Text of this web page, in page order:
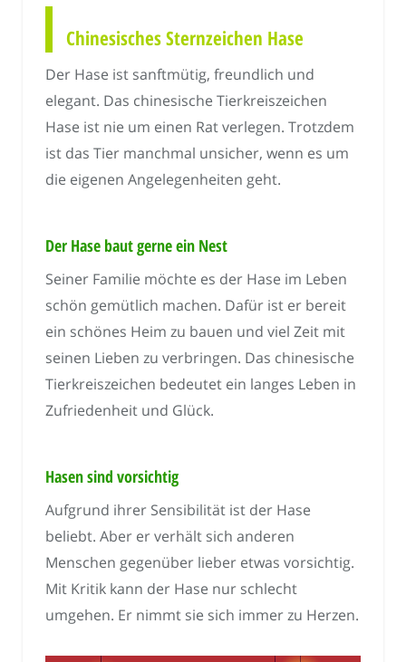
Chinesisches Sternzeichen Hase
Der Hase ist sanftmütig, freundlich und
elegant. Das chinesische Tierkreiszeichen
Hase ist nie um einen Rat verlegen. Trotzdem
ist das Tier manchmal unsicher, wenn es um
die eigenen Angelegenheiten geht.
Der Hase baut gerne ein Nest
Seiner Familie möchte es der Hase im Leben
schön gemütlich machen. Dafür ist er bereit
ein schönes Heim zu bauen und viel Zeit mit
seinen Lieben zu verbringen. Das chinesische
Tierkreiszeichen bedeutet ein langes Leben in
Zufriedenheit und Glück.
Hasen sind vorsichtig
Aufgrund ihrer Sensibilität ist der Hase
beliebt. Aber er verhält sich anderen
Menschen gegenüber lieber etwas vorsichtig.
Mit Kritik kann der Hase nur schlecht
umgehen. Er nimmt sie sich immer zu Herzen.